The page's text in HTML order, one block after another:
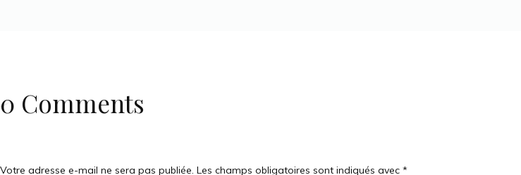
0 Comments
Votre adresse e-mail ne sera pas publiée. Les champs obligatoires sont indiqués avec *